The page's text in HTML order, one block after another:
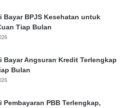
Bayar BPJS Kesehatan untuk
Tiap Bulan
Bayar Angsuran Kredit Terlengkap
Bulan
Pembayaran PBB Terlengkap,